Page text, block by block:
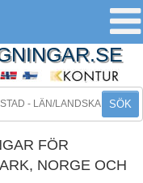
SÖK
FÖR
NORGE OCH